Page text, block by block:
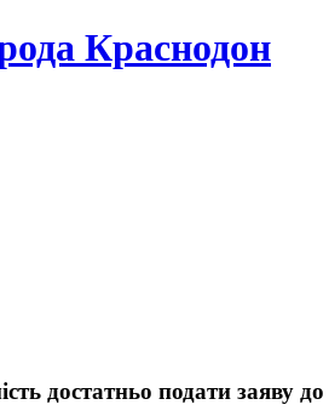
Краснодон
достатньо подати заяву до